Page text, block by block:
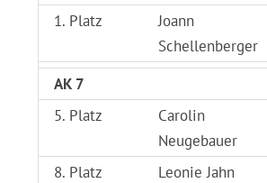
1. Platz
Joann
Schellenberger
AK 7
5. Platz
Carolin
Neugebauer
8. Platz Leonie Jahn